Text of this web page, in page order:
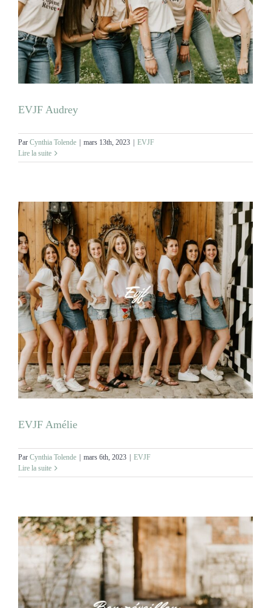
EVJF Audrey
Par Cynthia Tolende mars 13th, 2023
EVJF
Lire la suite
EVJF Amélie
Par Cynthia Tolende mars 6th, 2023
EVJF
Lire la suite